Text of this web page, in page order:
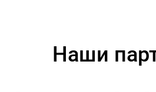
Наши